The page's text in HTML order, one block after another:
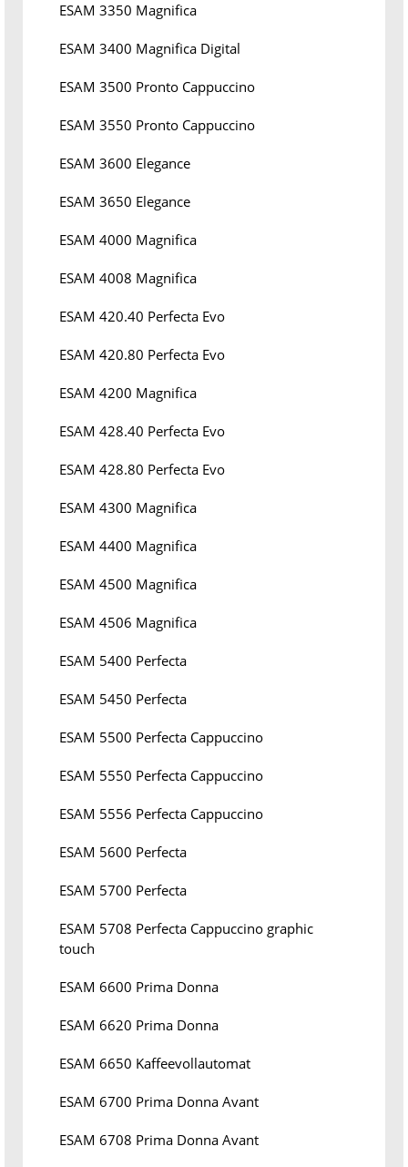
ESAM 3350 Magnifica
ESAM 3400 Magnifica Digital
ESAM 3500 Pronto Cappuccino
ESAM 3550 Pronto Cappuccino
ESAM 3600 Elegance
ESAM 3650 Elegance
ESAM 4000 Magnifica
ESAM 4008 Magnifica
ESAM 420.40 Perfecta Evo
ESAM 420.80 Perfecta Evo
ESAM 4200 Magnifica
ESAM 428.40 Perfecta Evo
ESAM 428.80 Perfecta Evo
ESAM 4300 Magnifica
ESAM 4400 Magnifica
ESAM 4500 Magnifica
ESAM 4506 Magnifica
ESAM 5400 Perfecta
ESAM 5450 Perfecta
ESAM 5500 Perfecta Cappuccino
ESAM 5550 Perfecta Cappuccino
ESAM 5556 Perfecta Cappuccino
ESAM 5600 Perfecta
ESAM 5700 Perfecta
ESAM 5708 Perfecta Cappuccino graphic
touch
ESAM 6600 Prima Donna
ESAM 6620 Prima Donna
ESAM 6650 Kaffeevollautomat
ESAM 6700 Prima Donna Avant
ESAM 6708 Prima Donna Avant